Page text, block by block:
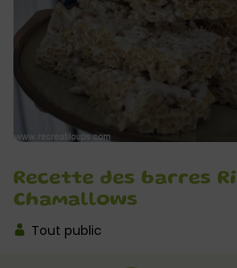
Recette des barres
Chamallows
Tout public